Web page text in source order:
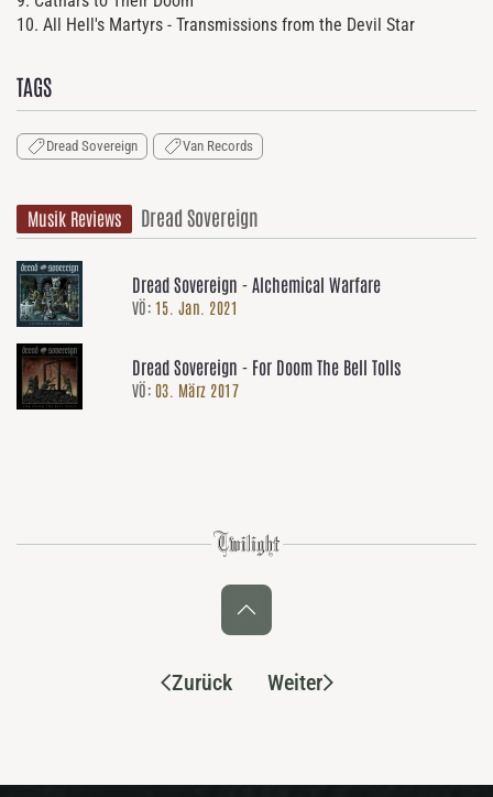
10. All Hell's Martyrs - Transmissions from the Devil Star
TAGS
Dread Sovereign Van Records
Musik Reviews Dread Sovereign
Dread Sovereign - Alchemical Warfare
VÖ: 15. Jan. 2021
Dread Sovereign - For Doom The Bell Tolls
VÖ: 03. März 2017
Zurück Weiter